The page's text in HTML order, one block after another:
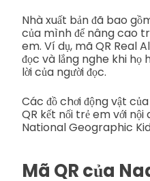
Nhà xuất bản đã bao
của mình để nâng cao
em. Ví dụ, mã QR Real
đọc và lắng nghe khi
lời của người đọc.
Các đồ chơi động vật
QR kết nối trẻ em với
National Geographic
Mã QR của